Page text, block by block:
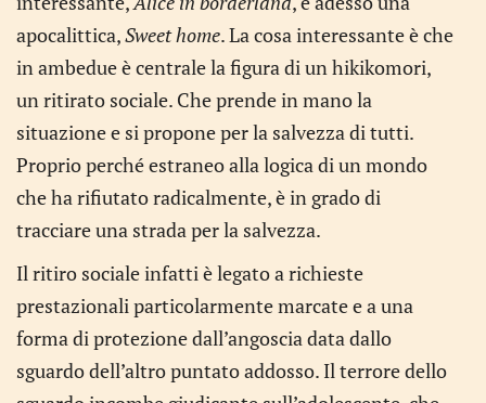
apocalittica,Sweet home. La cosa interessante è che
in ambedue è centrale la figura di un hikikomori,
un ritirato sociale. Che prende in mano la
situazione e si propone per la salvezza di tutti.
Proprio perché estraneo alla logica di un mondo
che ha rifiutato radicalmente, è in grado di
tracciare una strada per la salvezza.
Il ritiro sociale infatti è legato a richieste
prestazionali particolarmente marcate e a una
forma di protezione dall’angoscia data dallo
sguardo dell’altro puntato addosso. Il terrore dello